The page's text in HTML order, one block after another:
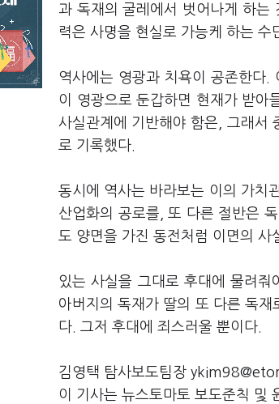
과 독재의 굴레에서 벗어나게 하는
력은 사명을 현실로 가능케 하는 수
역사에는 영광과 치욕이 공존한다
이 영광으로 둔갑하면 현재가 받아
사실관계에 기반해야 함은, 그래서
로 기록했다.
동시에 역사는 바라보는 이의 가치
산업화의 공로를, 또 다른 절반은
도 양면을 가진 동전처럼 이면의 사
있는 사실을 그대로 후대에 물려
아버지의 독재가 딸의 또 다른 독
다. 그저 후대에 죄스러울 뿐이다.
김영택 탐사보도팀장
이 기사는 뉴스토마토 보도준칙 및